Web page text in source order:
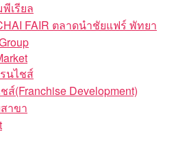
เรียล
FAIR ตลาดนำชัยแฟร์ พัทยา
นไชส์
ส์(Franchise Development)
าขา